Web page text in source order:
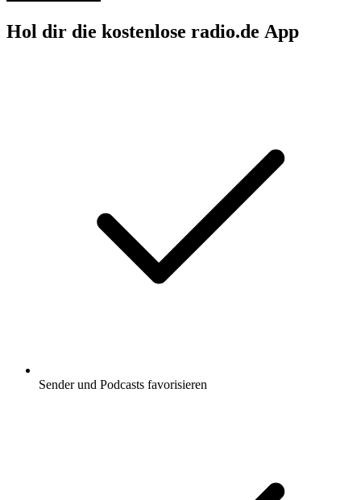
Hol dir die kostenlose radio.de App
Sender und Podcasts favorisieren